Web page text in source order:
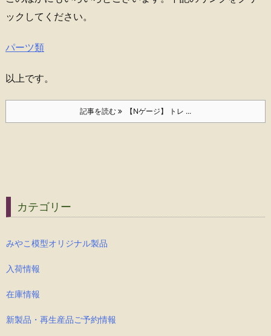
ックしてください。
パーツ類
以上です。
記事を読む 【Nゲージ】 トレ ...
カテゴリー
みやこ模型オリジナル製品
入荷情報
在庫情報
新製品・再生産品ご予約情報